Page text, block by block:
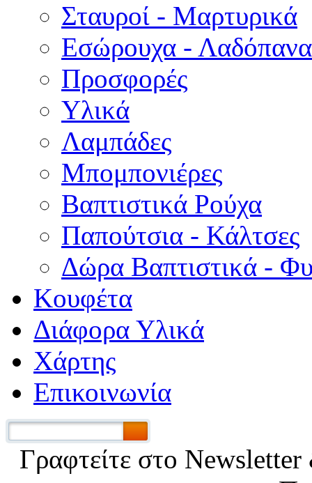
Σταυροί - Μαρτυρικά
Εσώρουχα -
Προσφορές
Υλικά
Λαμπάδες
Μπομπονιέρες
Βαπτιστικά Ρούχα
Παπούτσια - Κάλτσες
Δώρα Βαπτιστικά -
Κουφέτα
Διάφορα Υλικά
Χάρτης
Επικοινωνία
Γραφτείτε στο Νewsletter